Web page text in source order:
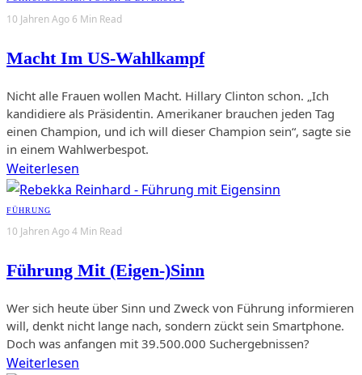
10 Jahren Ago 6 Min Read
Macht Im US-Wahlkampf
Nicht alle Frauen wollen Macht. Hillary Clinton schon. „Ich
kandidiere als Präsidentin. Amerikaner brauchen jeden Tag
einen Champion, und ich will dieser Champion sein“, sagte sie
in einem Wahlwerbespot.
Weiterlesen
FÜHRUNG
10 Jahren Ago4 Min Read
Führung Mit (Eigen-)Sinn
Wer sich heute über Sinn und Zweck von Führung informieren
will, denkt nicht lange nach, sondern zückt sein Smartphone.
Doch was anfangen mit 39.500.000 Suchergebnissen?
Weiterlesen